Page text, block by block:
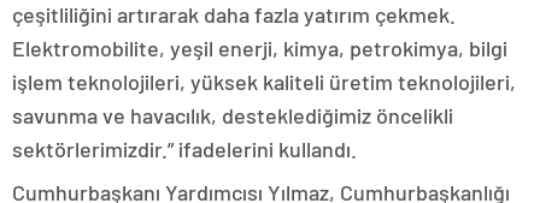
çeşitliliğini artırarak daha fazla yatırım çekmek.
Elektromobilite, yeşil enerji, kimya, petrokimya, bilgi
işlem teknolojileri, yüksek kaliteli üretim teknolojileri,
savunma ve havacılık, desteklediğimiz öncelikli
sektörlerimizdir.” ifadelerini kullandı.
Cumhurbaşkanı Yardımcısı Yılmaz, Cumhurbaşkanlığı